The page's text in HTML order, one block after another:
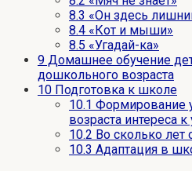
8.3 «Он здесь
8.4 «Кот и мыши»
8.5 «Угадай-ка»
9 Домашнее обучение
дошкольного возраста
10 Подготовка к школе
10.1 Формирование
возраста интереса к
10.2 Во сколько лет
10.3 Адаптация в